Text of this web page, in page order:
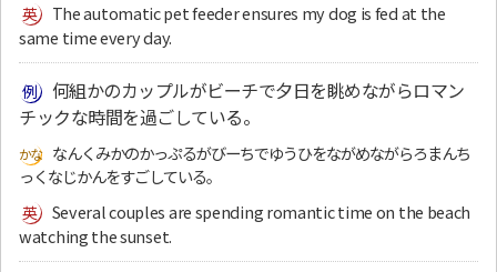
The automatic pet feeder ensures my dog is fed at the
same time every day.
何組かのカップルがビーチで夕日を眺めながらロマン
チックな時間を過ごしている。
なんくみかのかっぷるがびーちでゆうひをながめながらろまんち
っくなじかんをすごしている。
Several couples are spending romantic time on the beach
watching the sunset.